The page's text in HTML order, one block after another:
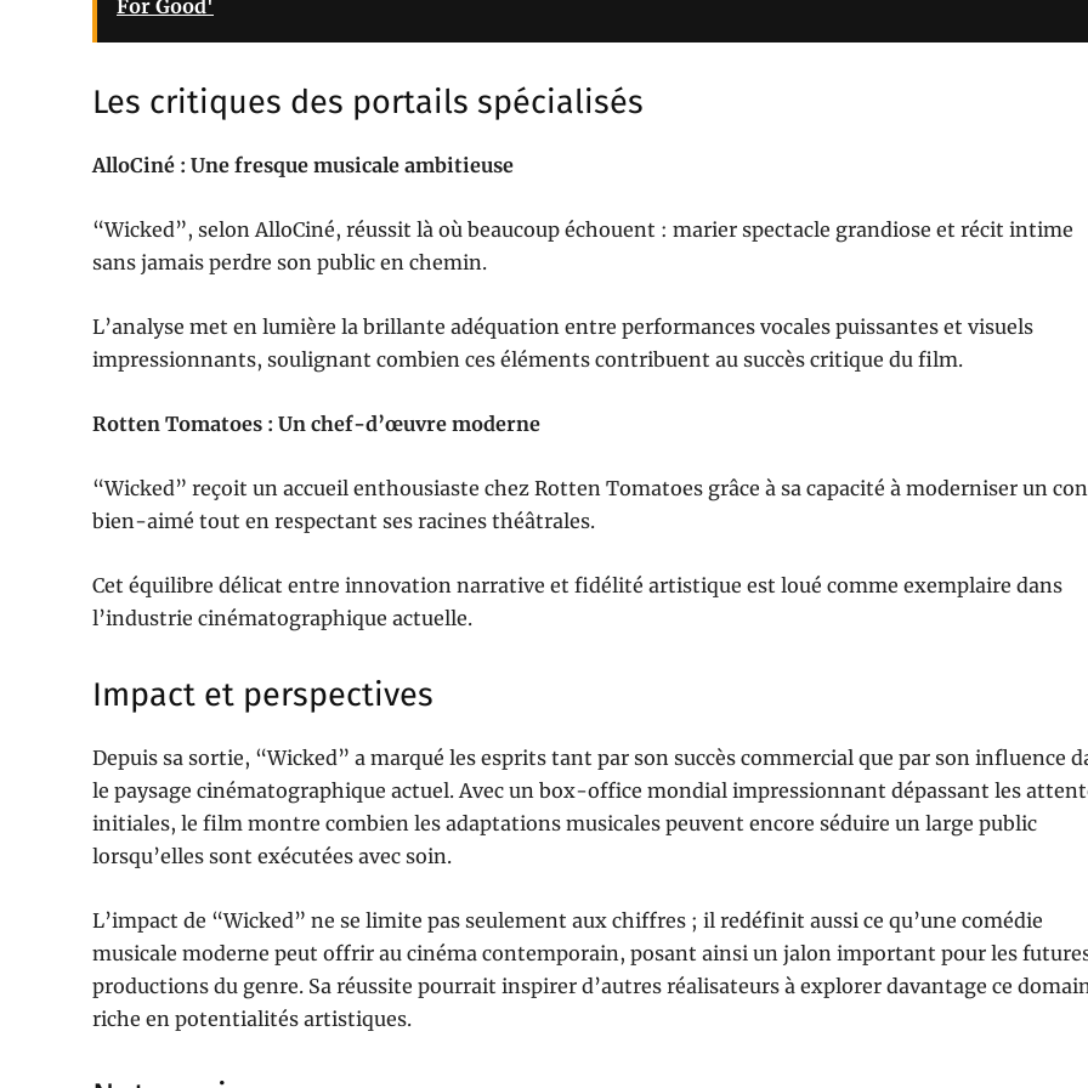
For Good'
Les critiques des portails spécialisés
AlloCiné : Une fresque musicale ambitieuse
“Wicked”, selon AlloCiné, réussit là où beaucoup échouent : marier spectacle grandiose et récit intime
sans jamais perdre son public en chemin.
L’analyse met en lumière la brillante adéquation entre performances vocales puissantes et visuels
impressionnants, soulignant combien ces éléments contribuent au succès critique du film.
Rotten Tomatoes : Un chef-d’œuvre moderne
“Wicked” reçoit un accueil enthousiaste chez Rotten Tomatoes grâce à sa capacité à moderniser un
bien-aimé tout en respectant ses racines théâtrales.
Cet équilibre délicat entre innovation narrative et fidélité artistique est loué comme exemplaire dans
l’industrie cinématographique actuelle.
Impact et perspectives
Depuis sa sortie, “Wicked” a marqué les esprits tant par son succès commercial que par son influence
le paysage cinématographique actuel. Avec un box-office mondial impressionnant dépassant les
initiales, le film montre combien les adaptations musicales peuvent encore séduire un large public
lorsqu’elles sont exécutées avec soin.
L’impact de “Wicked” ne se limite pas seulement aux chiffres ; il redéfinit aussi ce qu’une comédie
musicale moderne peut offrir au cinéma contemporain, posant ainsi un jalon important pour les
productions du genre. Sa réussite pourrait inspirer d’autres réalisateurs à explorer davantage ce
riche en potentialités artistiques.